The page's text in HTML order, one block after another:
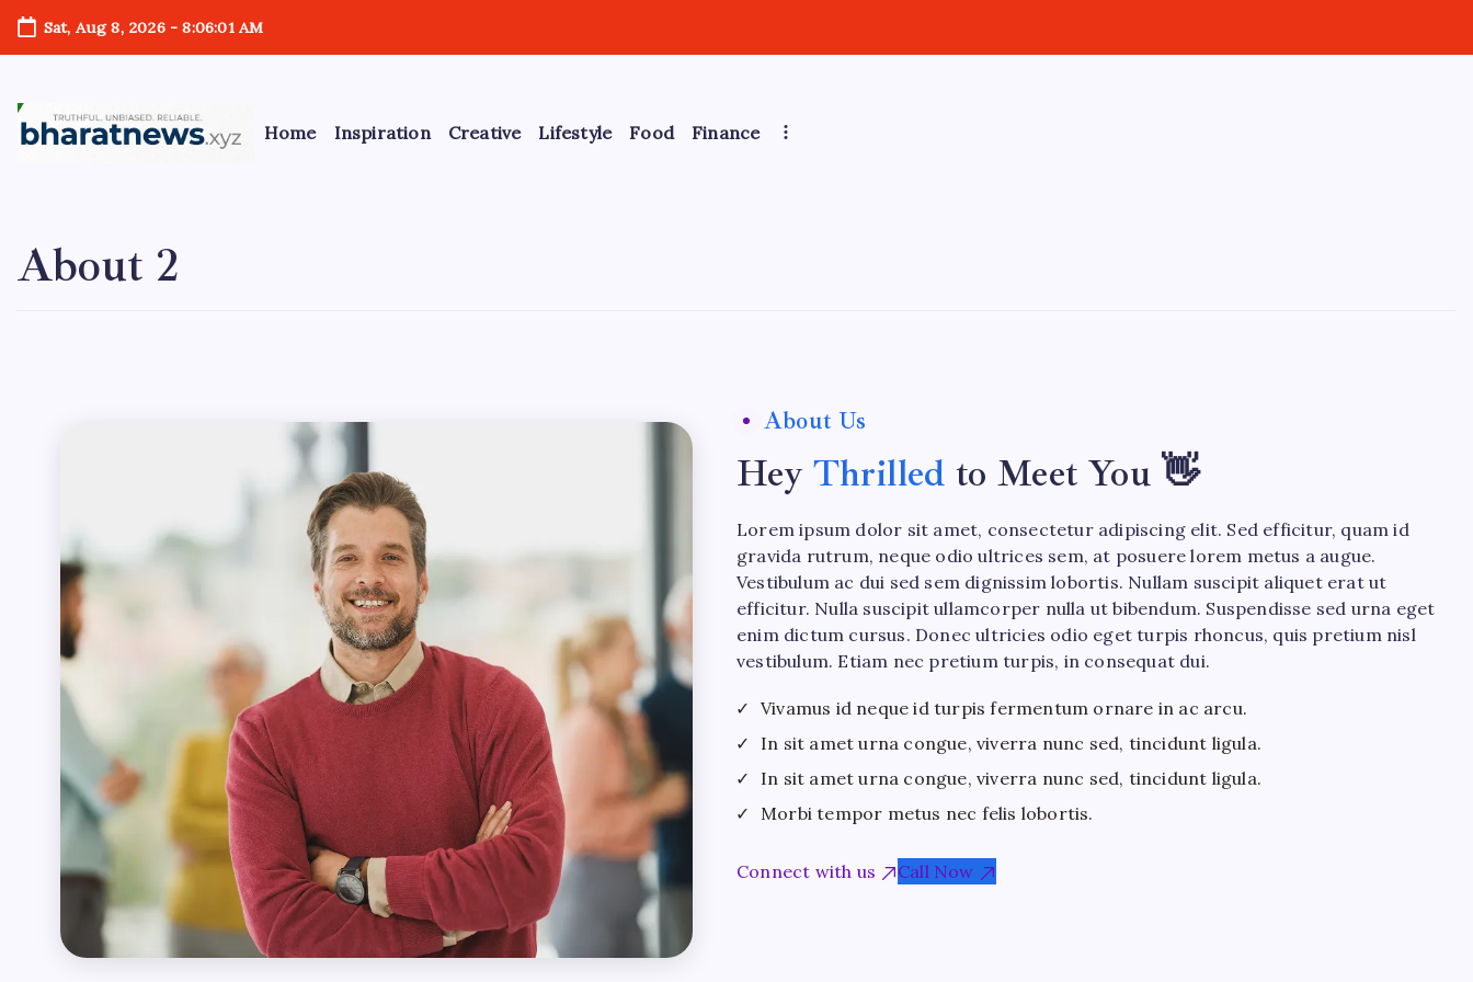
Skip
content
Sat, Aug 8, 2026-8:06:02 AM
Home Inspiration Creative Lifestyle Food Finance
About 2
About Us
Hey Thrilled to Meet You 👋
Lorem ipsum dolor sit amet, consectetur adipiscing elit. Sed efficitur, quam id
gravida rutrum, neque odio ultrices sem, at posuere lorem metus a augue.
Vestibulum ac dui sed sem dignissim lobortis. Nullam suscipit aliquet erat ut
efficitur. Nulla suscipit ullamcorper nulla ut bibendum. Suspendisse sed urna eget
enim dictum cursus. Donec ultricies odio eget turpis rhoncus, quis pretium nisl
vestibulum. Etiam nec pretium turpis, in consequat dui.
Vivamus id neque id turpis fermentum ornare in ac arcu.
In sit amet urna congue, viverra nunc sed, tincidunt ligula.
In sit amet urna congue, viverra nunc sed, tincidunt ligula.
Morbi tempor metus nec felis lobortis.
Connect with us Call Now